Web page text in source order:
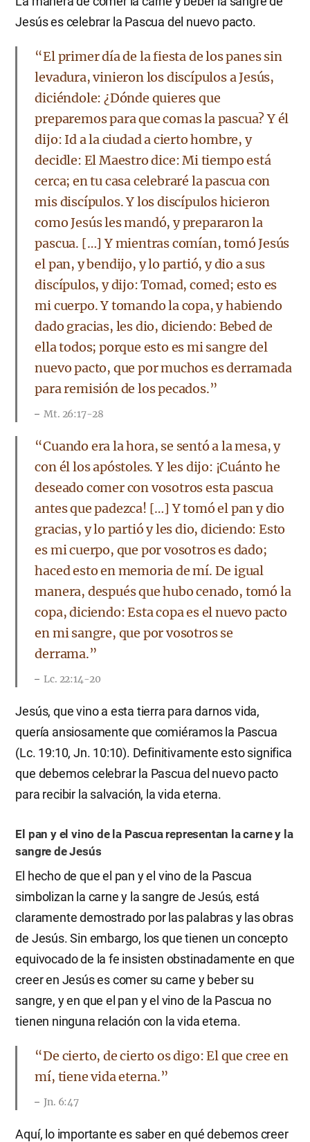
Jesús es celebrar la Pascua del nuevo pacto.
“El primer día de la fiesta de los panes sin
levadura, vinieron los discípulos a Jesús,
diciéndole: ¿Dónde quieres que
preparemos para que comas la pascua? Y él
dijo: Id a la ciudad a cierto hombre, y
decidle: El Maestro dice: Mi tiempo está
cerca; en tu casa celebraré la pascua con
mis discípulos. Y los discípulos hicieron
como Jesús les mandó, y prepararon la
pascua. […] Y mientras comían, tomó Jesús
el pan, y bendijo, y lo partió, y dio a sus
discípulos, y dijo: Tomad, comed; esto es
mi cuerpo. Y tomando la copa, y habiendo
dado gracias, les dio, diciendo: Bebed de
ella todos; porque esto es mi sangre del
nuevo pacto, que por muchos es derramada
para remisión de los pecados.”
Mt. 26:17-28
“Cuando era la hora, se sentó a la mesa, y
con él los apóstoles. Y les dijo: ¡Cuánto he
deseado comer con vosotros esta pascua
antes que padezca! […] Y tomó el pan y dio
gracias, y lo partió y les dio, diciendo: Esto
es mi cuerpo, que por vosotros es dado;
haced esto en memoria de mí. De igual
manera, después que hubo cenado, tomó la
copa, diciendo: Esta copa es el nuevo pacto
en mi sangre, que por vosotros se
derrama.”
Lc. 22:14-20
Jesús, que vino a esta tierra para darnos vida,
quería ansiosamente que comiéramos la Pascua
(Lc. 19:10, Jn. 10:10). Definitivamente esto significa
que debemos celebrar la Pascua del nuevo pacto
para recibir la salvación, la vida eterna.
El pan y el vino de la Pascua representan la carne y la
sangre de Jesús
El hecho de que el pan y el vino de la Pascua
simbolizan la carne y la sangre de Jesús, está
claramente demostrado por las palabras y las obras
de Jesús. Sin embargo, los que tienen un concepto
equivocado de la fe insisten obstinadamente en que
creer en Jesús es comer su carne y beber su
sangre, y en que el pan y el vino de la Pascua no
tienen ninguna relación con la vida eterna.
“De cierto, de cierto os digo: El que cree en
mí, tiene vida eterna.”
Jn. 6:47
Aquí, lo importante es saber en qué debemos creer